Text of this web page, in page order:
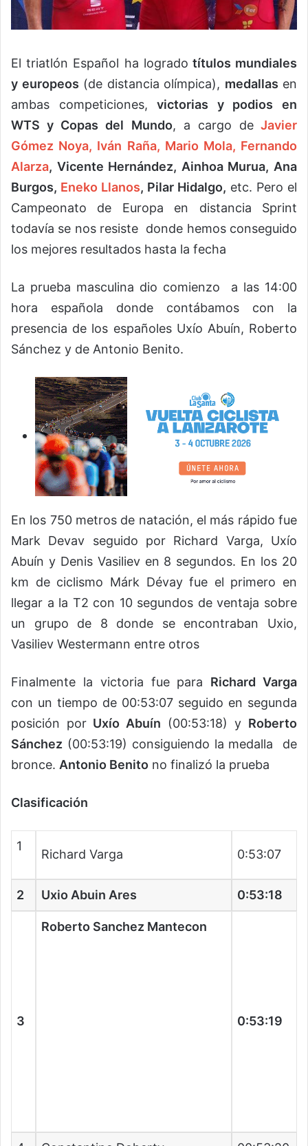
El triatlón Español ha logrado títulos mundiales
y europeos (de distancia olímpica), medallas en
ambas competiciones,victorias y podios en
WTS y Copas del Mundo, a cargo de Javier
Gómez Noya, Iván Raña, Mario Mola, Fernando
Alarza, Vicente Hernández, Ainhoa Murua, Ana
Burgos, Eneko Llanos, Pilar Hidalgo, etc. Pero el
Campeonato de Europa en distancia Sprint
todavía se nos resiste donde hemos conseguido
los mejores resultados hasta la fecha
La prueba masculina dio comienzo a las 14:00
hora española donde contábamos con la
presencia de los españoles Uxío Abuín, Roberto
Sánchez y de Antonio Benito.
En los 750 metros de natación, el más rápido fue
Mark Devav seguido por Richard Varga, Uxío
Abuín y Denis Vasiliev en 8 segundos. En los 20
km de ciclismo Márk Dévay fue el primero en
llegar a la T2 con 10 segundos de ventaja sobre
un grupo de 8 donde se encontraban Uxio,
Vasiliev Westermann entre otros
Finalmente la victoria fue para Richard Varga
con un tiempo de 00:53:07 seguido en segunda
posición por Uxío Abuín (00:53:18) y Roberto
Sánchez (00:53:19) consiguiendo la medalla de
bronce. Antonio Benito no finalizó la prueba
Clasificación
1
Richard Varga 0:53:07
2 Uxio Abuin Ares 0:53:18
3
Roberto Sanchez Mantecon
0:53:19